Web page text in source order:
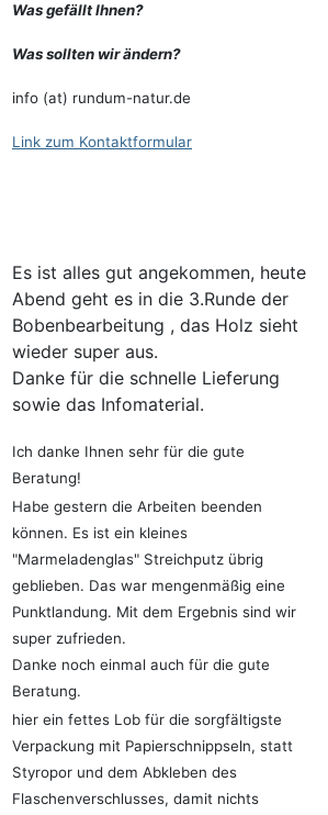
Was gefällt Ihnen?
Was sollten wir ändern?
info (at) rundum-natur.de
Link zum Kontaktformular
Es ist alles gut angekommen, heute
Abend geht es in die 3.Runde der
Bobenbearbeitung , das Holz sieht
wieder super aus.
Danke für die schnelle Lieferung
sowie das Infomaterial.
Ich danke Ihnen sehr für die gute
Beratung!
Habe gestern die Arbeiten beenden
können. Es ist ein kleines
"Marmeladenglas" Streichputz übrig
geblieben. Das war mengenmäßig eine
Punktlandung. Mit dem Ergebnis sind wir
super zufrieden.
Danke noch einmal auch für die gute
Beratung.
hier ein fettes Lob für die sorgfältigste
Verpackung mit Papierschnippseln, statt
Styropor und dem Abkleben des
Flaschenverschlusses, damit nichts